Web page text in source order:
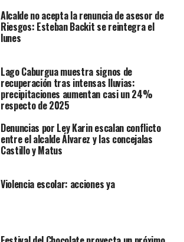
Alcalde no acepta la renuncia de asesor de
Riesgos: Esteban Backit se reintegra el
lunes
Lago Caburgua muestra signos de
recuperación tras intensas lluvias:
precipitaciones aumentan casi un 24%
respecto de 2025
Denuncias por Ley Karin escalan conflicto
entre el alcalde Álvarez y las concejalas
Castillo y Matus
Violencia escolar: acciones ya